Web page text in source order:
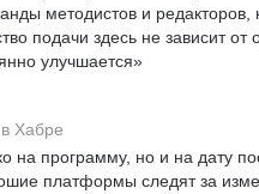
методистов и редакторов,
подачи здесь не зависит
улучшается»
Хабре
на программу, но и на дату
платформы следят за